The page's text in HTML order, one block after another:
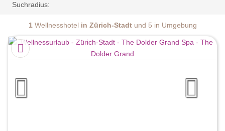
Suchradius:
1 Wellnesshotel in Zürich-Stadtund 5 in Umgebung